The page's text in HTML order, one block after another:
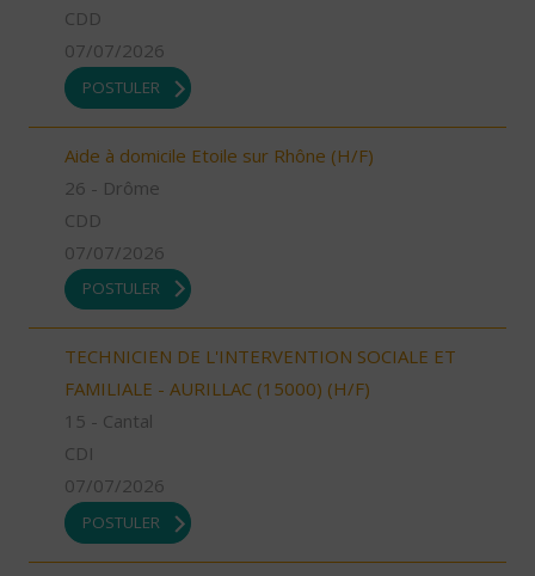
CDD
07/07/2026
POSTULER
Aide à domicile Etoile sur Rhône (H/F)
26 - Drôme
CDD
07/07/2026
POSTULER
TECHNICIEN DE L'INTERVENTION SOCIALE ET
FAMILIALE - AURILLAC (15000) (H/F)
15 - Cantal
CDI
07/07/2026
POSTULER